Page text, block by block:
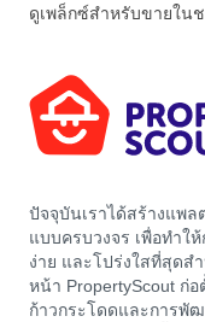
ดูเพล็กซ์สำหรับขายใน
ปัจจุบันเราได้สร้างแพล
แบบครบวงจร เพื่อทำใ
ง่าย และโปร่งใสที่สุดส
หน้า PropertyScout ก่
ก้าวกระโดดและการพั